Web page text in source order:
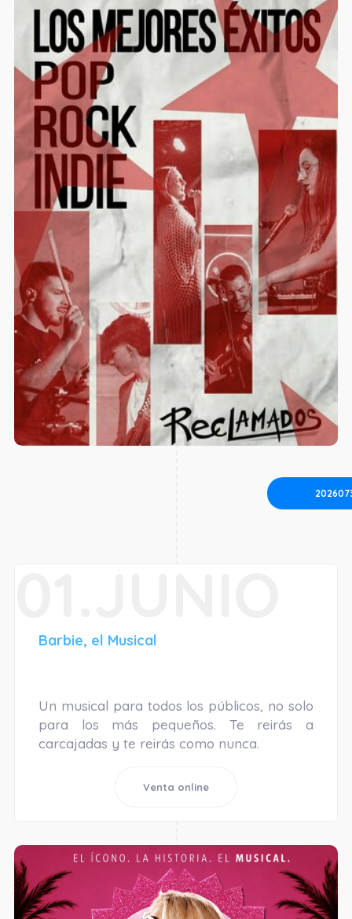
Barbie, el Musical
Un musical para todos los públicos, no solo
para los más pequeños. Te reirás a
carcajadas y te reirás como nunca.
Venta online